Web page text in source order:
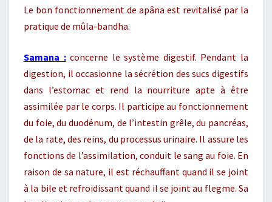
Le bon fonctionnement de apâna est revitalisé par la
pratique de mûla-bandha.
Samana : concerne le système digestif. Pendant la
digestion, il occasionne la sécrétion des sucs digestifs
dans l’estomac et rend la nourriture apte à être
assimilée par le corps. Il participe au fonctionnement
du foie, du duodénum, de l’intestin grêle, du pancréas,
de la rate, des reins, du processus urinaire. Il assure les
fonctions de l’assimilation, conduit le sang au foie. En
raison de sa nature, il est réchauffant quand il se joint
à la bile et refroidissant quand il se joint au flegme. Sa